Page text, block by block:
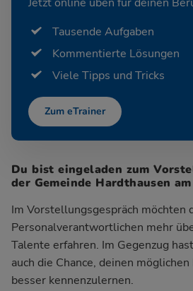
Tausende Aufgaben
Kommentierte Lösungen
Viele Tipps und Tricks
Zum eTrainer
Du bist eingeladen zum
der Gemeinde Hardthausen
Im Vorstellungsgespräch möchten
Personalverantwortlichen mehr
Talente erfahren. Im Gegenzug
auch die Chance, deinen
besser kennenzulernen.